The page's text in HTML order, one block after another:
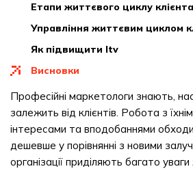
етапи життєвого циклу клієнта
управління життєвим циклом
як підвищити ltv
висновки
Професійні маркетологи знають,
залежить від клієнтів. Робота з
інтересами та вподобаннями
дешевше у порівнянні з новими
організації приділяють багато